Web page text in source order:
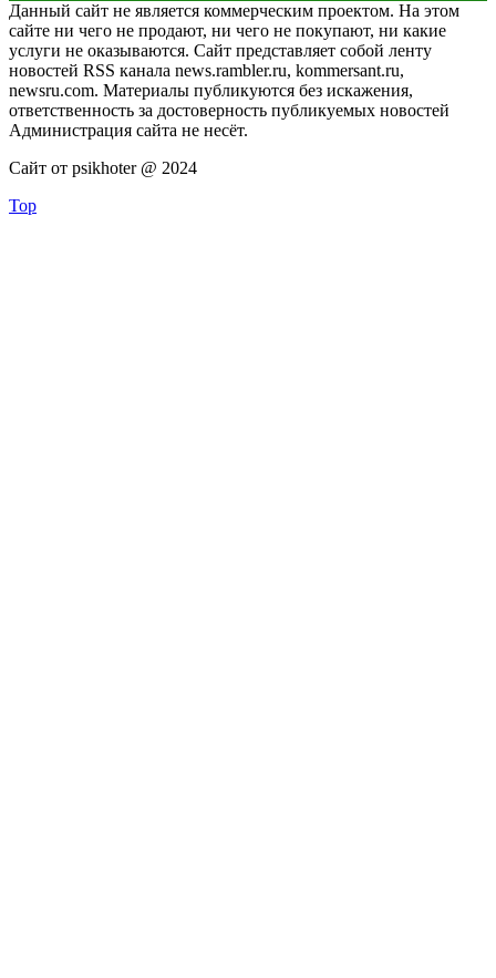
Данный сайт не является коммерческим проектом. На этом
сайте ни чего не продают, ни чего не покупают, ни какие
услуги не оказываются. Сайт представляет собой ленту
новостей RSS канала news.rambler.ru, kommersant.ru,
newsru.com. Материалы публикуются без искажения,
ответственность за достоверность публикуемых новостей
Администрация сайта не несёт.
Сайт от psikhoter @ 2024
Top